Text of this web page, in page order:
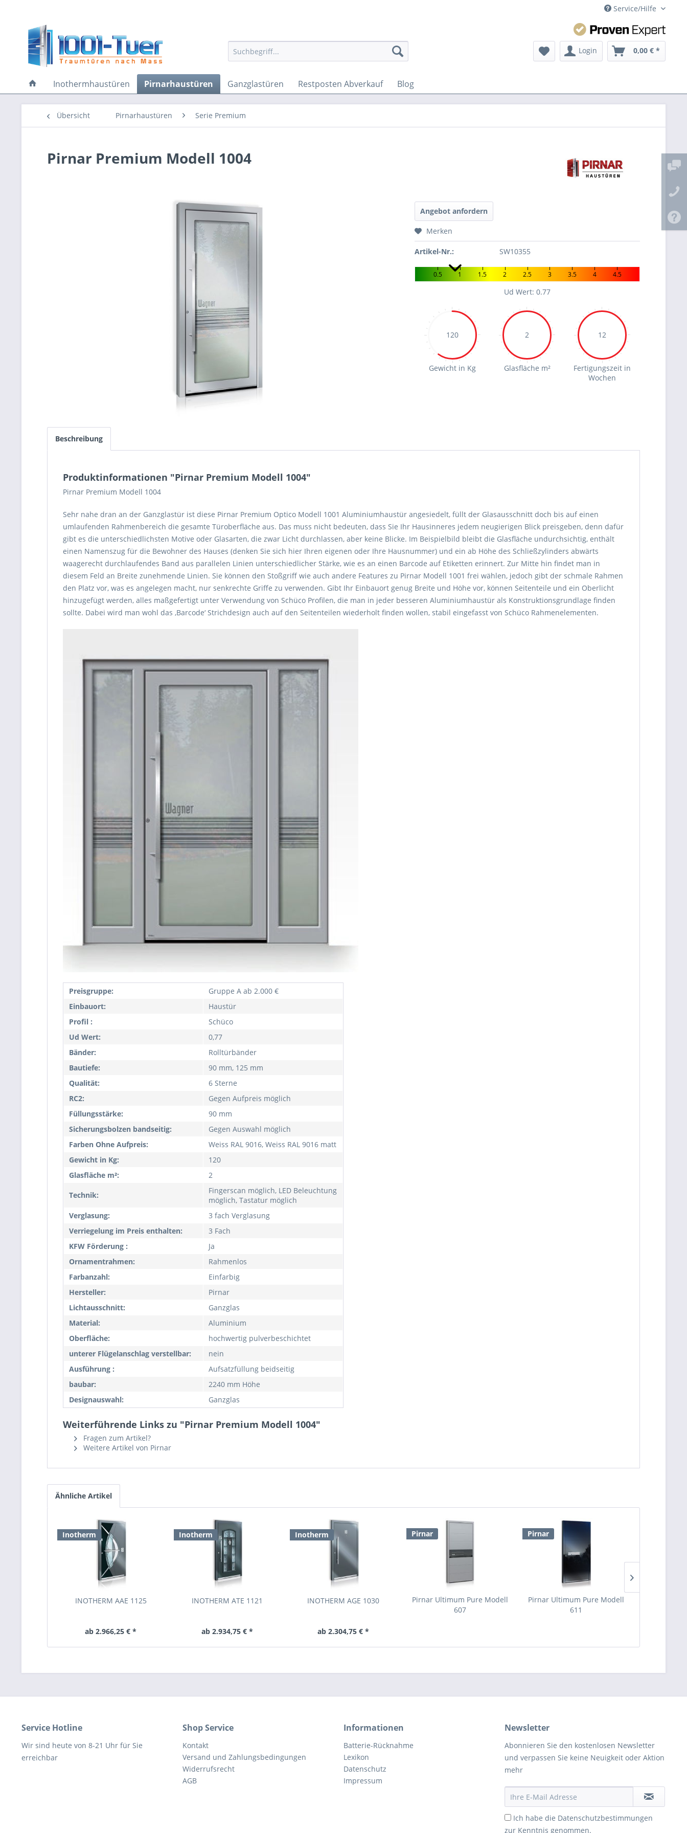
Service/Hilfe
Login 0,00 € *
Inothermhaustüren Pirnarhaustüren Ganzglastüren Restposten Abverkauf Blog
Übersicht Pirnarhaustüren Serie Premium
Pirnar Premium Modell 1004
Angebot anfordern
Merken
Artikel-Nr.: SW10355
0.5 1 1.5 2 2.5 3 3.5 4 4.5
Ud Wert: 0.77
120
Gewicht in Kg
2
Glasfläche m²
12
Fertigungszeit in
Wochen
Beschreibung
Produktinformationen "Pirnar Premium Modell 1004"
Pirnar Premium Modell 1004
Sehr nahe dran an der Ganzglastür ist diese Pirnar Premium Optico Modell 1001 Aluminiumhaustür angesiedelt, füllt der Glasausschnitt doch bis auf einen
umlaufenden Rahmenbereich die gesamte Türoberfläche aus. Das muss nicht bedeuten, dass Sie Ihr Hausinneres jedem neugierigen Blick preisgeben, denn dafür
gibt es die unterschiedlichsten Motive oder Glasarten, die zwar Licht durchlassen, aber keine Blicke. Im Beispielbild bleibt die Glasfläche undurchsichtig, enthält
einen Namenszug für die Bewohner des Hauses (denken Sie sich hier Ihren eigenen oder Ihre Hausnummer) und ein ab Höhe des Schließzylinders abwärts
waagerecht durchlaufendes Band aus parallelen Linien unterschiedlicher Stärke, wie es an einen Barcode auf Etiketten erinnert. Zur Mitte hin findet man in
diesem Feld an Breite zunehmende Linien. Sie können den Stoßgriff wie auch andere Features zu Pirnar Modell 1001 frei wählen, jedoch gibt der schmale Rahmen
den Platz vor, was es angelegen macht, nur senkrechte Griffe zu verwenden. Gibt Ihr Einbauort genug Breite und Höhe vor, können Seitenteile und ein Oberlicht
hinzugefügt werden, alles maßgefertigt unter Verwendung von Schüco Profilen, die man in jeder besseren Aluminiumhaustür als Konstruktionsgrundlage finden
sollte. Dabei wird man wohl das ‚Barcode‘ Strichdesign auch auf den Seitenteilen wiederholt finden wollen, stabil eingefasst von Schüco Rahmenelementen.
Preisgruppe:
Gruppe A ab 2.000 €
Einbauort:
Haustür
Profil :
Schüco
Ud Wert:
0,77
Bänder:
Rolltürbänder
Bautiefe:
90 mm, 125 mm
Qualität:
6 Sterne
RC2:
Gegen Aufpreis möglich
Füllungsstärke:
90 mm
Sicherungsbolzen bandseitig:
Gegen Auswahl möglich
Farben Ohne Aufpreis:
Weiss RAL 9016, Weiss RAL 9016 matt
Gewicht in Kg:
120
Glasfläche m²:
2
Technik:
Fingerscan möglich, LED Beleuchtung
möglich, Tastatur möglich
Verglasung:
3 fach Verglasung
Verriegelung im Preis enthalten:
3 Fach
KFW Förderung :
Ja
Ornamentrahmen:
Rahmenlos
Farbanzahl:
Einfarbig
Hersteller:
Pirnar
Lichtausschnitt:
Ganzglas
Material:
Aluminium
Oberfläche:
hochwertig pulverbeschichtet
unterer Flügelanschlag verstellbar:
nein
Ausführung :
Aufsatzfüllung beidseitig
baubar:
2240 mm Höhe
Designauswahl:
Ganzglas
Weiterführende Links zu "Pirnar Premium Modell 1004"
Fragen zum Artikel?
Weitere Artikel von Pirnar
Ähnliche Artikel
Inotherm
INOTHERM AAE 1125
ab 2.966,25 € *
Inotherm
INOTHERM ATE 1121
ab 2.934,75 € *
Inotherm
INOTHERM AGE 1030
ab 2.304,75 € *
Pirnar
Pirnar Ultimum Pure Modell
607
Pirnar
Pirnar Ultimum Pure Modell
611
Service Hotline
Wir sind heute von 8-21 Uhr für Sie
erreichbar
Shop Service
Kontakt
Versand und Zahlungsbedingungen
Widerrufsrecht
AGB
Informationen
Batterie-Rücknahme
Lexikon
Datenschutz
Impressum
Newsletter
Abonnieren Sie den kostenlosen Newsletter
und verpassen Sie keine Neuigkeit oder Aktion
mehr
Ich habe die Datenschutzbestimmungen
zur Kenntnis genommen.